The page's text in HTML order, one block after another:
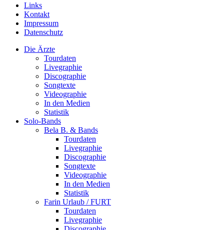
Links
Kontakt
Impressum
Datenschutz
Die Ärzte
Tourdaten
Livegraphie
Discographie
Songtexte
Videographie
In den Medien
Statistik
Solo-Bands
Bela B. & Bands
Tourdaten
Livegraphie
Discographie
Songtexte
Videographie
In den Medien
Statistik
Farin Urlaub / FURT
Tourdaten
Livegraphie